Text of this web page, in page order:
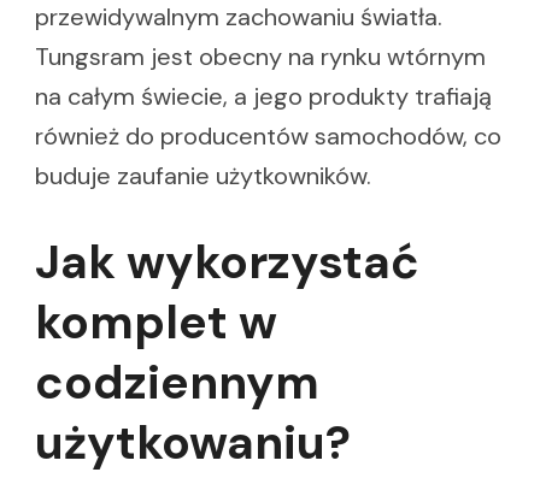
przewidywalnym zachowaniu światła.
Tungsram jest obecny na rynku wtórnym
na całym świecie, a jego produkty trafiają
również do producentów samochodów, co
buduje zaufanie użytkowników.
Jak wykorzystać
komplet w
codziennym
użytkowaniu?